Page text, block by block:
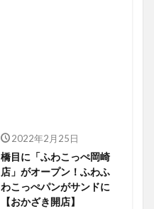
2022年2月25日
橋目に「ふわこっぺ岡崎
店」がオープン！ふわふ
わこっぺパンがサンドに
【おかざき開店】